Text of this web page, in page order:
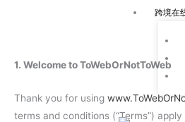
跨境在
1. Welcome to ToWebOrNotToWeb
Thank you for using
terms and conditions (“Terms”)